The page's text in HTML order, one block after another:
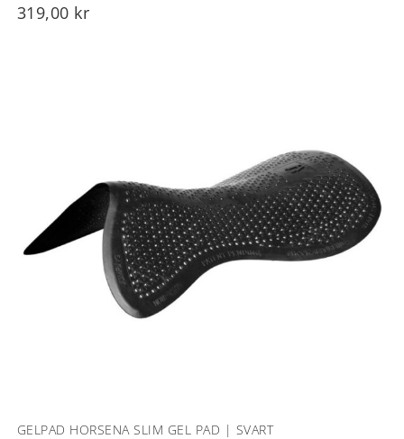
319,00 kr
GELPAD HORSENA SLIM GEL PAD | SVART